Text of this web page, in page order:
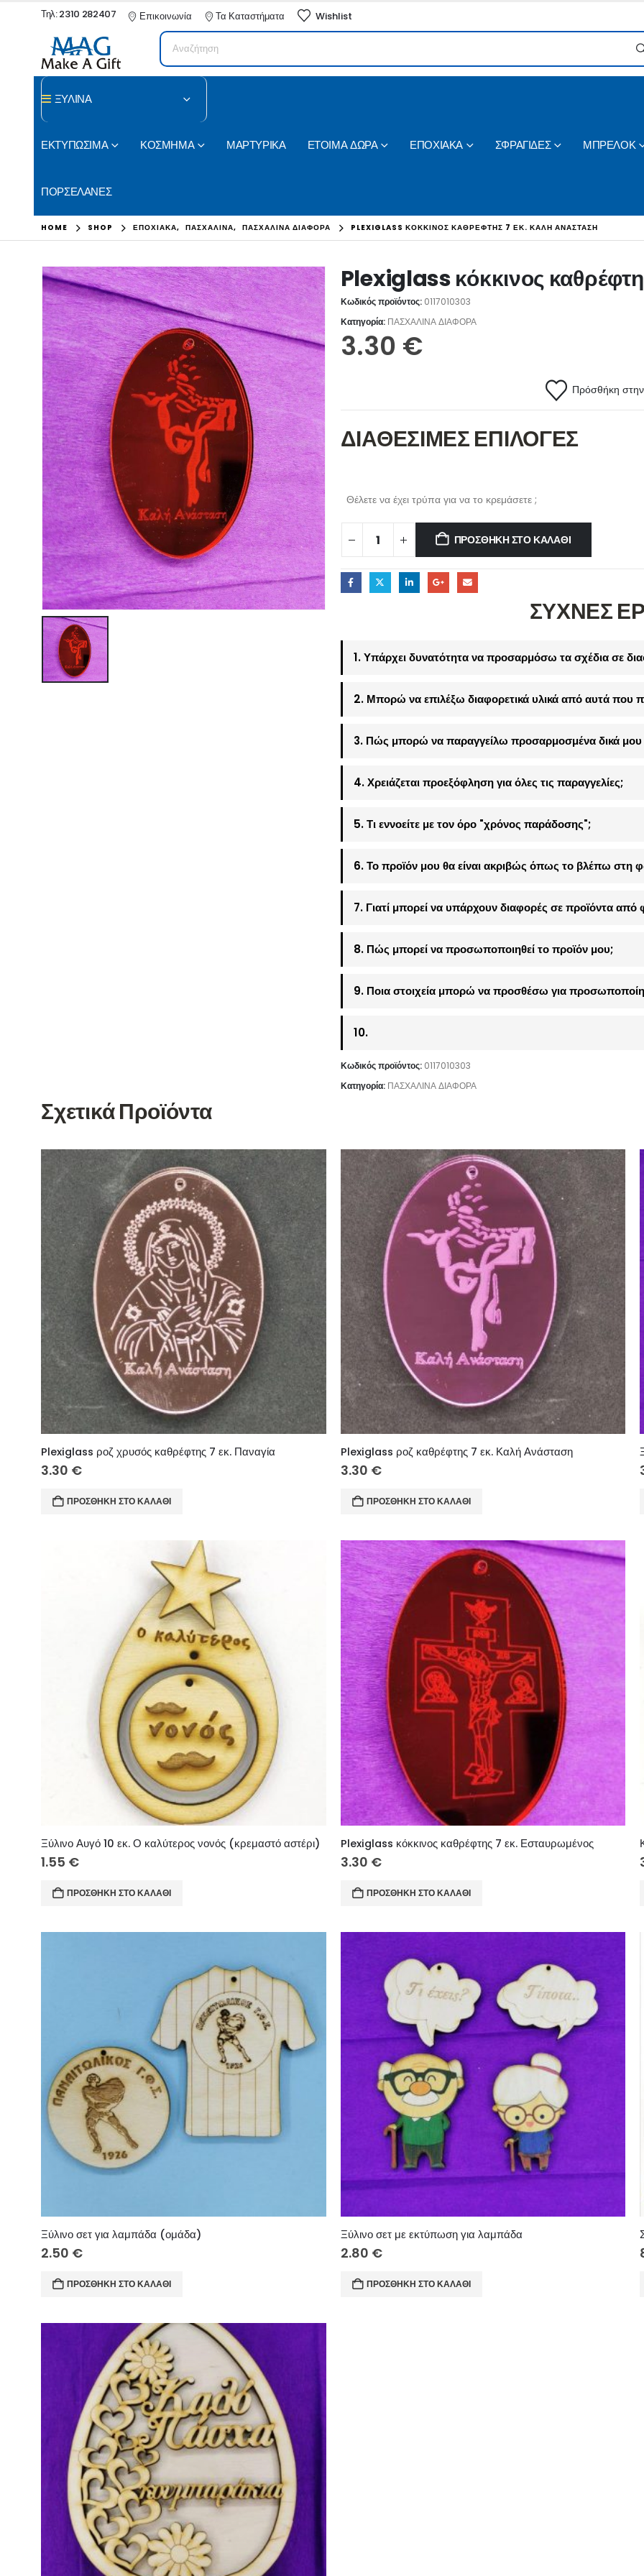
Τηλ: 2310 282407 Επικοινωνία Τα Καταστήματα Wishlist
ΞΥΛΙΝΑ
ΕΚΤΥΠΩΣΙΜΑ ΚΟΣΜΗΜΑ ΜΑΡΤΥΡΙΚΑ ΕΤΟΙΜΑ ΔΩΡΑ ΕΠΟΧΙΑΚΑ ΣΦΡΑΓΙΔΕΣ ΜΠΡΕΛΟΚ
ΠΟΡΣΕΛΑΝΕΣ
HOME SHOP ΕΠΟΧΙΑΚΑ, ΠΑΣΧΑΛΙΝΑ, ΠΑΣΧΑΛΙΝΑ ΔΙΑΦΟΡΑ PLEXIGLASS ΚΌΚΚΙΝΟΣ ΚΑΘΡΈΦΤΗΣ 7 ΕΚ. ΚΑΛΉ ΑΝΆΣΤΑΣΗ
Plexiglass κόκκινος
Κωδικός προϊόντος: 0117010303
Κατηγορία: ΠΑΣΧΑΛΙΝΑ ΔΙΑΦΟΡΑ
3.30 €
Πρόσθήκη στην
ΔΙΑΘΕΣΙΜΕΣ ΕΠΙΛΟΓΕΣ
Θέλετε να έχει τρύπα για να το κρεμάσετε ;
ΠΡΟΣΘΉΚΗ ΣΤΟ ΚΑΛΆΘΙ
ΣΥΧΝΕΣ
1. Υπάρχει δυνατότητα να προσαρμόσω τα σχέδια σε
2. Μπορώ να επιλέξω διαφορετικά υλικά από αυτά που
3. Πώς μπορώ να παραγγείλω προσαρμοσμένα δικά μου
4. Χρειάζεται προεξόφληση για όλες τις παραγγελίες;
5. Τι εννοείτε με τον όρο "χρόνος παράδοσης";
6. Το προϊόν μου θα είναι ακριβώς όπως το βλέπω στη
7. Γιατί μπορεί να υπάρχουν διαφορές σε προϊόντα από
8. Πώς μπορεί να προσωποποιηθεί το προϊόν μου;
9. Ποια στοιχεία μπορώ να προσθέσω για
10.
Κωδικός προϊόντος: 0117010303
Κατηγορία: ΠΑΣΧΑΛΙΝΑ ΔΙΑΦΟΡΑ
Σχετικά Προϊόντα
Plexiglass ροζ χρυσός καθρέφτης 7 εκ. Παναγία
3.30 €
ΠΡΟΣΘΉΚΗ ΣΤΟ ΚΑΛΆΘΙ
Plexiglass ροζ καθρέφτης 7 εκ. Καλή Ανάσταση
3.30 €
ΠΡΟΣΘΉΚΗ ΣΤΟ ΚΑΛΆΘΙ
Ξύλινο Αυγό 10 εκ. Ο καλύτερος νονός (κρεμαστό αστέρι)
1.55 €
ΠΡΟΣΘΉΚΗ ΣΤΟ ΚΑΛΆΘΙ
Plexiglass κόκκινος καθρέφτης 7 εκ. Εσταυρωμένος
3.30 €
ΠΡΟΣΘΉΚΗ ΣΤΟ ΚΑΛΆΘΙ
Ξύλινο σετ για λαμπάδα (ομάδα)
2.50 €
ΠΡΟΣΘΉΚΗ ΣΤΟ ΚΑΛΆΘΙ
Ξύλινο σετ με εκτύπωση για λαμπάδα
2.80 €
ΠΡΟΣΘΉΚΗ ΣΤΟ ΚΑΛΆΘΙ